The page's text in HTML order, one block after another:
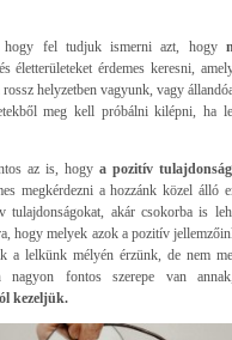
hogy fel tudjuk ismerni azt, hogy
életterületeket érdemes keresni,
helyzetben vagyunk, vagy
meg kell próbálni kilépni, ha
az is, hogy a pozitív
megkérdezni a hozzánk közel álló
tulajdonságokat, akár csokorba is
hogy melyek azok a pozitív
a lelkünk mélyén érzünk, de nem
nagyon fontos szerepe van
kezeljük.